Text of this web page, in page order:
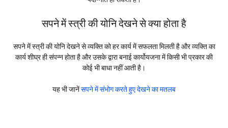
सपने में स्त्री की योनि देखने से क्या होता है
सपने में स्त्री की योनि देखने से व्यक्ति को हर कार्य में सफलता मिलती है और व्यक्ति का
कार्य शीघ्र ही संपन्न होता है और उसके द्वारा बनाई कार्योयजना में किसी भी प्रकार की
कोई भी बाधा नहीं आती है।
यह भी जानेंसपने में संभोग करते हुए देखने का मतलब